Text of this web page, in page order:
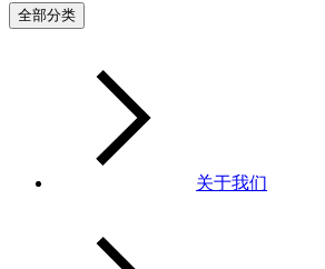
全部分类
关于我们